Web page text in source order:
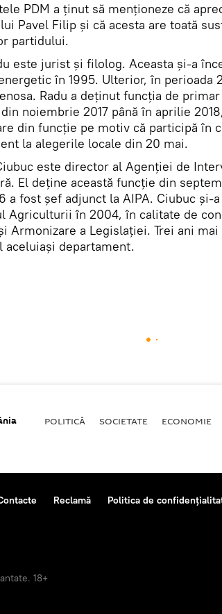
PDM a ținut să menționeze că
Pavel Filip și că acesta are toată
partidului.
este jurist și filolog. Aceasta și-a
în 1995. Ulterior, în perioada
Radu a deținut funcția de
noiembrie 2017 până în aprilie
din funcție pe motiv că participă în
la alegerile locale din 20 mai.
este director al Agenției de
El deţine această funcţie din
a fost şef adjunct la AIPA. Ciubuc şi-
Agriculturii în 2004, în calitate de
Armonizare a Legislației. Trei ani
aceluiaşi departament.
POLITICĂ SOCIETATE ECONOMIE
Reclamă Politica de
18+